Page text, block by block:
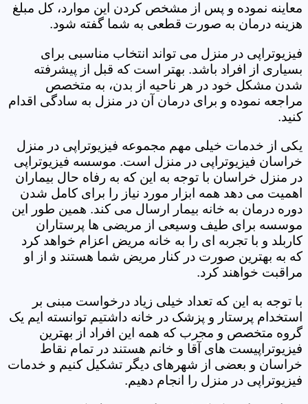
معاینه نموده و پس از مشخص کردن این موارد، کل مبلغ
هزینه درمان به صورت قطعی به شما گفته شود.
فیزیوتراپی در منزل می تواند انتخاب مناسبی برای
بسیاری از افراد باشد. بهتر است که قبل از پیشرفته
شدن مشکل خود در هر ناحیه از بدن، به متخصص
مراجعه نموده و برای درمان آن در منزل به سادگی اقدام
کنید.
یکی از خدمات خیلی مهم مجموعه فیزیوتراپی در منزل
خراسان فیزیوتراپی در منزل است. موسسه فیزیوتراپی
در منزل خراسان با توجه به این که به رفاه حال بیماران
اهمیت می دهد همه ابزار مورد نیاز را برای کامل شدن
دوره درمان به خانه بیمار ارسال می کند. همین طور این
موسسه برای طیف وسیعی از مریضی ها پرستاران
کاربلد و با تجربه ای را به خانه مریض اعزام خواهد کرد
که به بهترین صورت در کنار مریض شما هستند و از او
مراقبت خواهند کرد.
با توجه به این که تعداد خیلی زیاد درخواست مبنی بر
استخدام پرستار و پزشک در خانه داشتیم توانسته ایم یک
گروه متخصص و مجرب که همه این افراد از بهترین
فیزیوتراپیست های آقا و خانم هستند در تمام نقاط
خراسان و بعضی از شهرهای دیگر تشکیل کنیم و خدمات
فیزیوتراپی در منزل را انجام دهیم.